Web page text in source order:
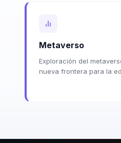
Metaverso
Exploración del
nueva frontera para la